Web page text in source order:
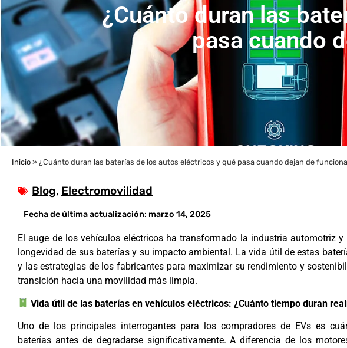
¿Cuánto duran las
pasa cuando
Inicio » ¿Cuánto duran las baterías de los autos eléctricos y qué pasa cuando dejan de
Blog, Electromovilidad
Fecha de última actualización: marzo 14, 2025
El auge de los vehículos eléctricos ha transformado la industria automotriz
longevidad de sus baterías y su impacto ambiental. La vida útil de estas
y las estrategias de los fabricantes para maximizar su rendimiento y
transición hacia una movilidad más limpia.
Vida útil de las baterías en vehículos eléctricos: ¿Cuánto tiempo duran
Uno de los principales interrogantes para los compradores de EVs es
baterías antes de degradarse significativamente. A diferencia de los